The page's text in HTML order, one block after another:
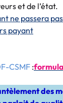
et de l’état.
ne passera
payant
CSMF :
des